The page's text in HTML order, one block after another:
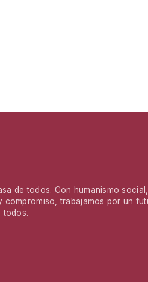
de todos. Con humanismo
compromiso, trabajamos por un
todos.